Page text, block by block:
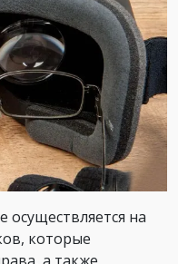
осуществляется на
которые